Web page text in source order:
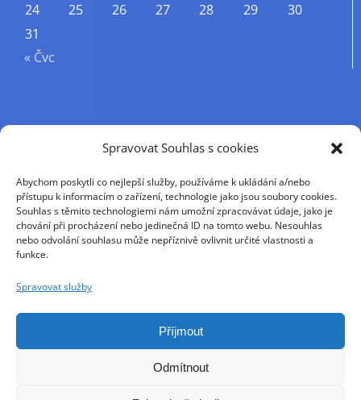
Spravovat Souhlas s cookies
Abychom poskytli co nejlepší služby, používáme k ukládání a/nebo
přístupu k informacím o zařízení, technologie jako jsou soubory cookies.
Souhlas s těmito technologiemi nám umožní zpracovávat údaje, jako je
chování při procházení nebo jedinečná ID na tomto webu. Nesouhlas
nebo odvolání souhlasu může nepříznivě ovlivnit určité vlastnosti a
funkce.
Spravovat služby
Příjmout
Odmítnout
24
25 26 27 28 29
30
31
« Čvc
Příjmení
Křestní jméno
E-mail
Pokračováním přijímáte zásady ochrany osobních